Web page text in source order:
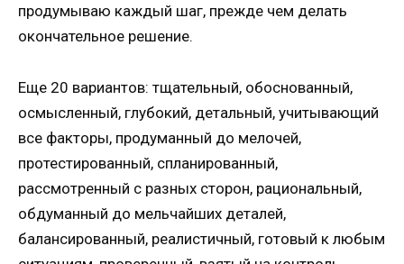
продумываю каждый шаг, прежде чем делать
окончательное решение.
Еще 20 вариантов: тщательный, обоснованный,
осмысленный, глубокий, детальный, учитывающий
все факторы, продуманный до мелочей,
протестированный, спланированный,
рассмотренный с разных сторон, рациональный,
обдуманный до мельчайших деталей,
балансированный, реалистичный, готовый к любым